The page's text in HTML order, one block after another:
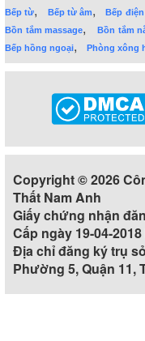
Bếp từ, Bếp từ âm,Bếp
Bồn tắm massage,Bồn tắm
Bếp hồng ngoại, Phòng xông
Copyright © 2026 Công Ty Cổ Phần Thương Mại Nội
Thất Nam Anh
Giấy chứng nhận
Cấp ngày 19-04-
Địa chỉ đăng ký trụ
Phường 5, Quận 11,